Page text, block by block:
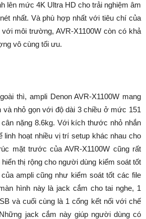
lên mức 4K Ultra HD cho trải nghiệm âm
nhất. Và phù hợp nhất với tiêu chí của
môi trường, AVR-X1100W còn có khả
vô cùng tối ưu.
thì, ampli Denon AVR-X1100W mang
và nhỏ gọn với độ dài 3 chiều ở mức 151
nặng 8.6kg. Với kích thước nhỏ nhắn
linh hoạt nhiều vị trí setup khác nhau cho
mặt trước của AVR-X1100W cũng rất
thị rộng cho người dùng kiểm soát tốt
ampli cũng như kiểm soát tốt các file
hình này là jack cắm cho tai nghe, 1
và cuối cùng là 1 cổng kết nối với chế
jack cắm này giúp người dùng có